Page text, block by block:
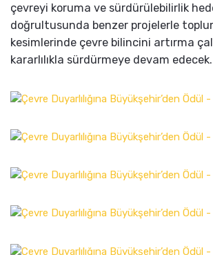
çevreyi koruma ve sürdürülebilirlik
doğrultusunda benzer projelerle
kesimlerinde çevre bilincini artırma
kararlılıkla sürdürmeye devam edecek.